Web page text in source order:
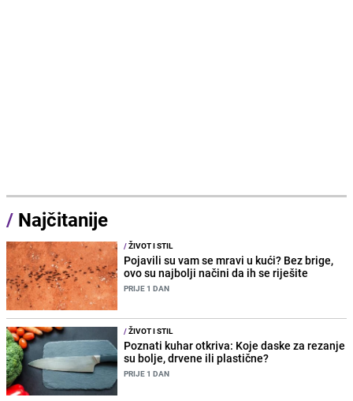
/ Najčitanije
/ŽIVOT I STIL
Pojavili su vam se mravi u kući? Bez brige,
ovo su najbolji načini da ih se riješite
PRIJE 1 DAN
/ŽIVOT I STIL
Poznati kuhar otkriva: Koje daske za rezanje
su bolje, drvene ili plastične?
PRIJE 1 DAN